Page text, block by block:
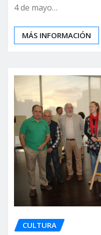
4 de mayo…
MÁS INFORMACIÓN
CULTURA